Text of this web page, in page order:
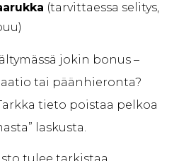
(tarvittaessa selitys,
jokin bonus –
tai päänhieronta?
tieto poistaa pelkoa
laskusta.